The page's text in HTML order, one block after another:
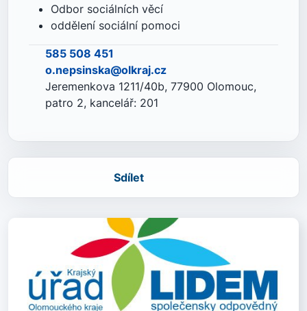
Odbor sociálních věcí
oddělení sociální pomoci
585 508 451
o.nepsinska@olkraj.cz
Jeremenkova 1211/40b, 77900 Olomouc,
patro 2, kancelář: 201
Sdílet